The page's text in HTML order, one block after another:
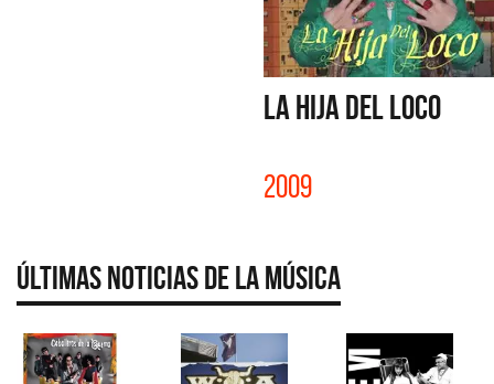
LA HIJA DEL LOCO
2009
Últimas Noticias de la Música